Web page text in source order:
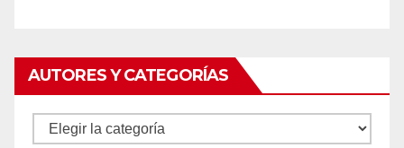
AUTORES Y CATEGORÍAS
Autores